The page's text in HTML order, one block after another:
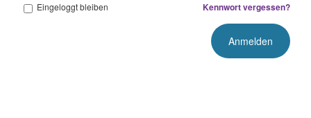
Eingeloggt bleiben Kennwort vergessen?